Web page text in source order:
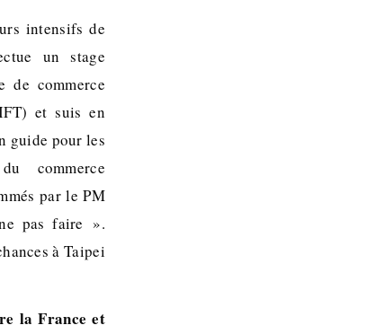
intensifs de
un stage
de commerce
et suis en
guide pour les
commerce
par le PM
pas faire ».
à Taipei
la France et